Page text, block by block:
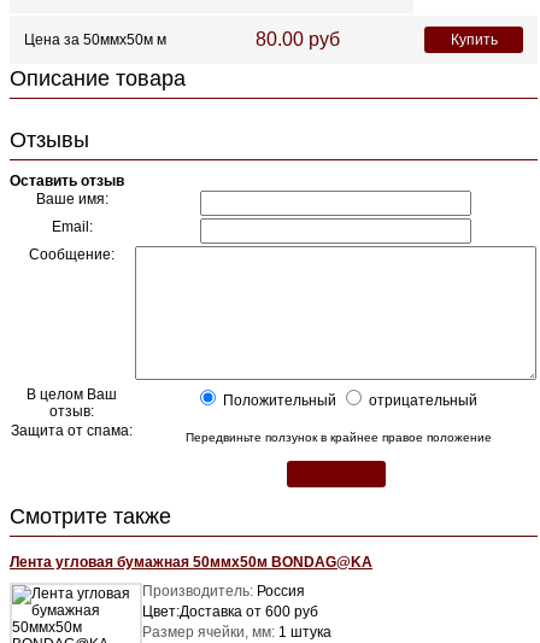
Цена за 50ммх50м м 80.00руб Купить
Описание товара
Отзывы
Оставить отзыв
Ваше имя:
Email:
Сообщение:
В целом Ваш
отзыв:
Положительный
отрицательный
Защита от спама:
Передвиньте ползунок в крайнее правое положение
Смотрите также
Лента угловая бумажная 50ммх50м BONDAG@KA
Производитель: Россия
Цвет:Доставка от 600 руб
Размер ячейки, мм: 1 штука